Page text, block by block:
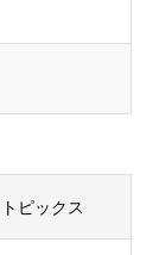
トピックス